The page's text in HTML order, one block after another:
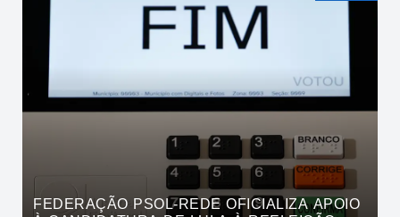
FEDERAÇÃO PSOL-REDE OFICIALIZA APOIO